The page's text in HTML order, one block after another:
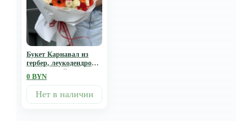
Букет Карнавал из
гербер, леукодендрона,
одноголовой и
кустовой розы
0 BYN
Нет в наличии